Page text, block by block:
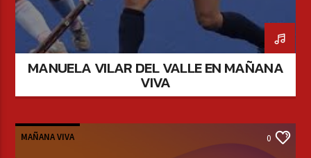
MANUELA VILAR DEL VALLE EN MAÑANA
VIVA
MAÑANA VIVA 0